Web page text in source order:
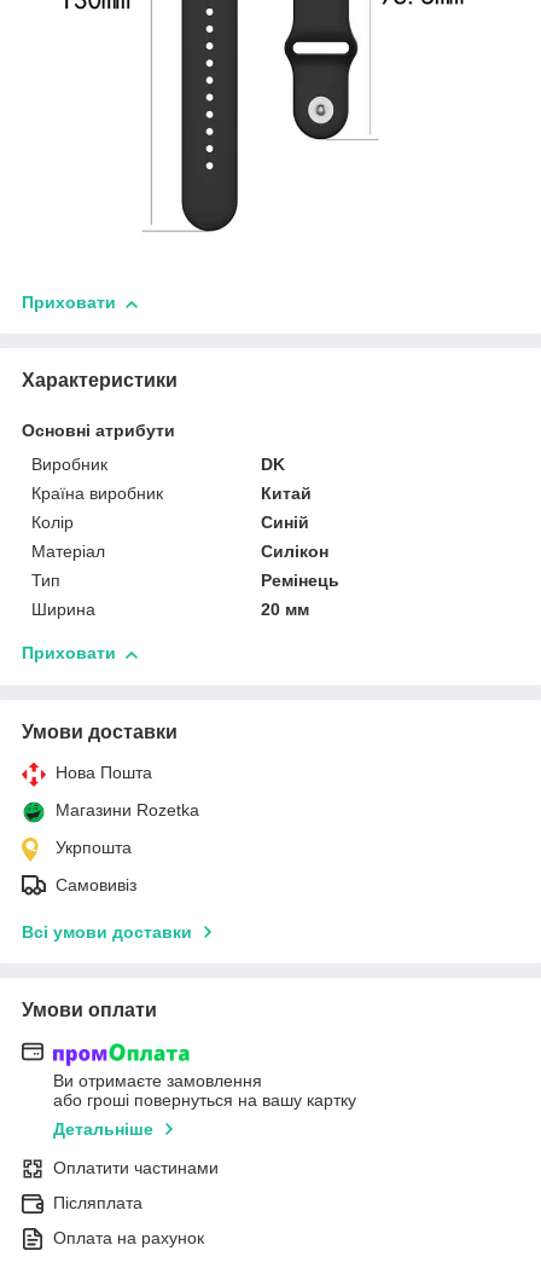
Приховати
Характеристики
Основні атрибути
Виробник
DK
Країна виробник
Китай
Колір
Синій
Матеріал
Силікон
Тип
Ремінець
Ширина
20 мм
Приховати
Умови доставки
Нова Пошта
Магазини Rozetka
Укрпошта
Самовивіз
Всі умови доставки
Умови оплати
Ви отримаєте замовлення
або гроші повернуться на вашу картку
Детальніше
Оплатити частинами
Післяплата
Оплата на рахунок